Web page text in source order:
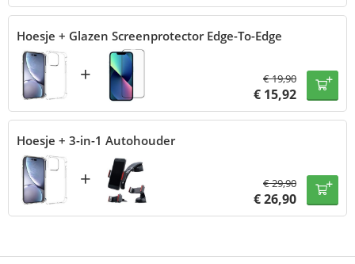
Hoesje + Glazen Screenprotector Edge-To-Edge
+ €19,90
€ 15,92
Hoesje + 3-in-1 Autohouder
+ €29,90
€26,90